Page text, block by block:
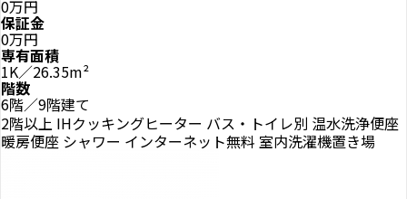
0万円
保証金
0万円
専有面積
1K／26.35m²
階数
6階／9階建て
2階以上 IHクッキングヒーター バス・トイレ別 温水洗浄便座
暖房便座 シャワー インターネット無料 室内洗濯機置き場